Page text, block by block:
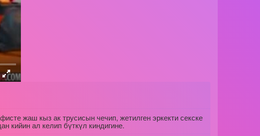
жаш кыз ак трусисын чечип, жетилген эркекти секске
кийин ал келип бүткүл киндигине.